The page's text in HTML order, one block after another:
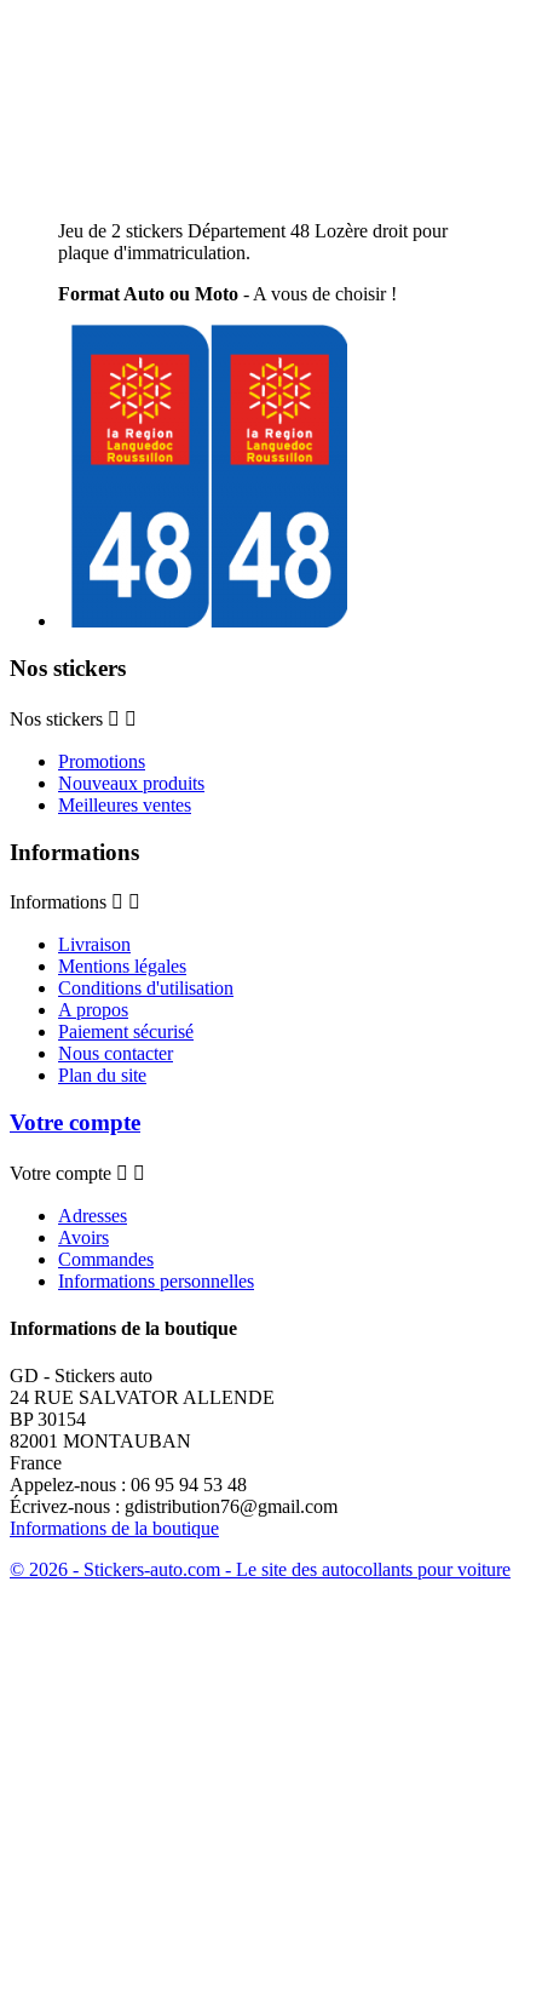
Jeu de 2 stickers Département 48 Lozère droit pour
plaque d'immatriculation.
Format Auto ou Moto - A vous de choisir !
Nos stickers
Nos stickers  
Promotions
Nouveaux produits
Meilleures ventes
Informations
Informations  
Livraison
Mentions légales
Conditions d'utilisation
A propos
Paiement sécurisé
Nous contacter
Plan du site
Votre compte
Votre compte  
Adresses
Avoirs
Commandes
Informations personnelles
Informations de la boutique
GD - Stickers auto
24 RUE SALVATOR ALLENDE
BP 30154
82001 MONTAUBAN
France
Appelez-nous : 06 95 94 53 48
Écrivez-nous : gdistribution76@gmail.com
Informations de la boutique
© 2026 - Stickers-auto.com - Le site des autocollants pour voiture